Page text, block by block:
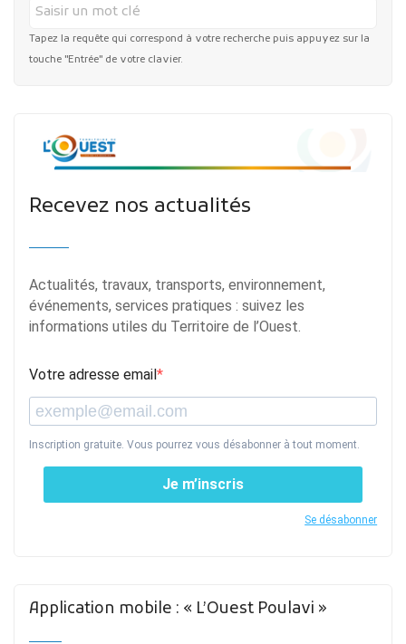
Tapez la requête qui correspond à votre recherche puis appuyez sur la
touche "Entrée" de votre clavier.
Recevez nos actualités
Actualités, travaux, transports, environnement,
événements, services pratiques : suivez les
informations utiles du Territoire de l’Ouest.
Votre adresse email
Inscription gratuite. Vous pourrez vous désabonner à tout moment.
Je m’inscris
Se désabonner
Application mobile : « L’Ouest Poulavi »